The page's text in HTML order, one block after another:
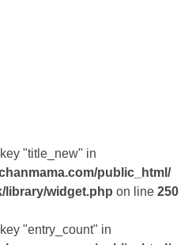
"title_new" in
public_html/
library/widget.php on line250
"entry_count" in